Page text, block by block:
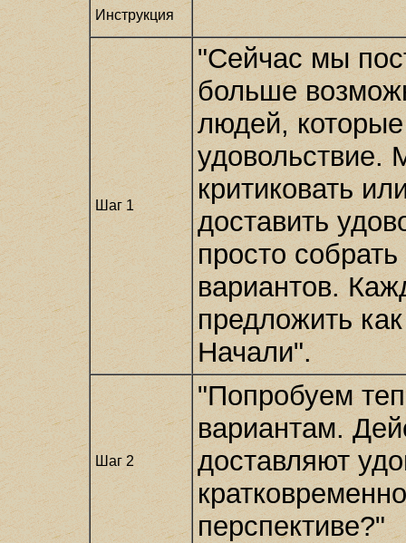
Инструкция
Шаг 1
"Сейчас мы
больше
людей,
удовольствие.
критиковать
доставить
просто
вариантов.
предложить
Начали".
Шаг 2
"Попробуем
вариантам.
доставляют
перспективе?"